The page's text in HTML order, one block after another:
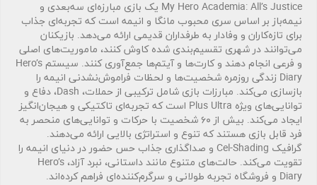
My Hero Academia: All’s Justice یک بازی مبارزه‌ای سه‌بعدی و
نیمه‌باز بر اساس سری محبوب مانگا و انیمه است که تجربه‌ای جذاب
برای تازه‌کاران و وفادار به طرفداران قدیمی ارائه می‌دهد. بازیکنان
می‌توانند در شهری تقسیم‌بندی شده کاوش کنند، ماموریت‌های اصلی
و فرعی انجام دهند و کارت‌ها و آیتم‌ها جمع‌آوری کنند. سیستم Hero’s
Diary زندگی روزمره شخصیت‌ها و لحظات فراموش‌نشدنی انیمه را
بازسازی می‌کند. مبارزات بازی شامل ترکیبی از حملات، Dash، دفاع و
توانایی‌های ویژه Plus Ultra است که تجربه‌ای تاکتیکی و هیجان‌انگیز
ایجاد می‌کند. بیش از ۶۰ شخصیت با حرکات و توانایی‌های منحصر به
فرد قابل بازی هستند که تنوع و استراتژی بالایی ارائه می‌دهند.
گرافیک Cel-Shading و صداگذاری جذاب حس حضور در دنیای انیمه را
تقویت می‌کند. حالت‌های متنوع مانند داستانی، نبرد آزاد، Hero’s
Diary و فروشگاه تجربه طولانی و سرگرم‌کننده‌ای فراهم کرده‌اند.